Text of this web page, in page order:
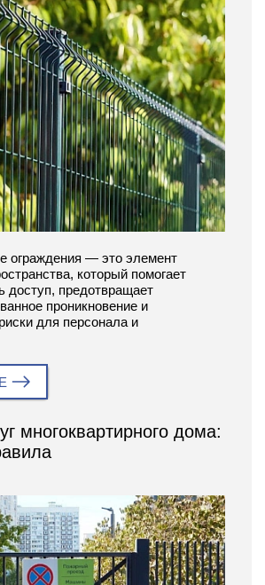
ограждения — это элемент
который помогает
доступ, предотвращает
проникновение и
для персонала и
многоквартирного дома: